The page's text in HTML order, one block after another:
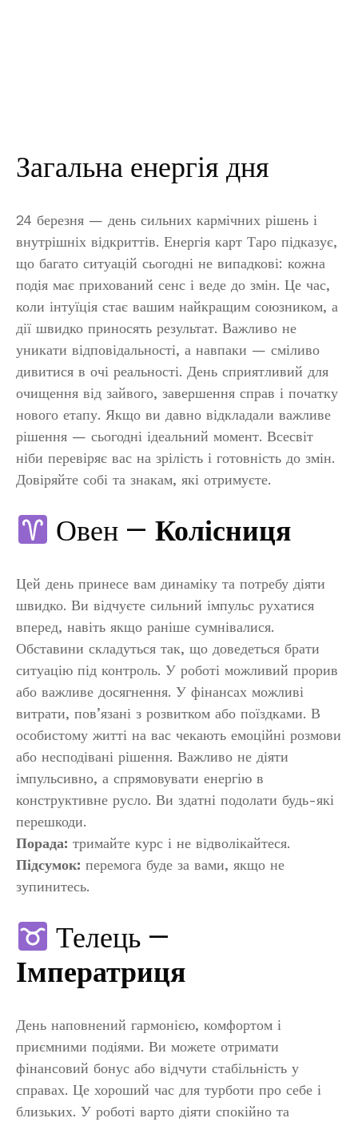
Загальна енергія дня
24 березня — день сильних кармічних рішень і
внутрішніх відкриттів. Енергія карт Таро підказує,
що багато ситуацій сьогодні не випадкові: кожна
подія має прихований сенс і веде до змін. Це час,
коли інтуїція стає вашим найкращим союзником, а
дії швидко приносять результат. Важливо не
уникати відповідальності, а навпаки — сміливо
дивитися в очі реальності. День сприятливий для
очищення від зайвого, завершення справ і початку
нового етапу. Якщо ви давно відкладали важливе
рішення — сьогодні ідеальний момент. Всесвіт
ніби перевіряє вас на зрілість і готовність до змін.
Довіряйте собі та знакам, які отримуєте.
Овен —Колісниця
Цей день принесе вам динаміку та потребу діяти
швидко. Ви відчуєте сильний імпульс рухатися
вперед, навіть якщо раніше сумнівалися.
Обставини складуться так, що доведеться брати
ситуацію під контроль. У роботі можливий прорив
або важливе досягнення. У фінансах можливі
витрати, пов’язані з розвитком або поїздками. В
особистому житті на вас чекають емоційні розмови
або несподівані рішення. Важливо не діяти
імпульсивно, а спрямовувати енергію в
конструктивне русло. Ви здатні подолати будь-які
перешкоди.
Порада: тримайте курс і не відволікайтеся.
Підсумок: перемога буде за вами, якщо не
зупинитесь.
Телець —
Імператриця
День наповнений гармонією, комфортом і
приємними подіями. Ви можете отримати
фінансовий бонус або відчути стабільність у
справах. Це хороший час для турботи про себе і
близьких. У роботі варто діяти спокійно та